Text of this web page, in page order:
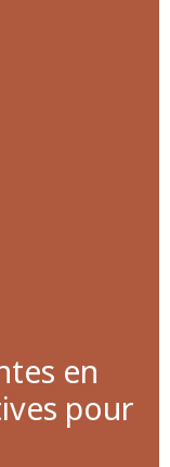
en
pour